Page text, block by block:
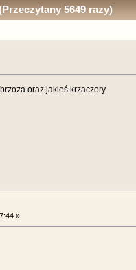
5649 razy)
oraz jakieś krzaczory
»